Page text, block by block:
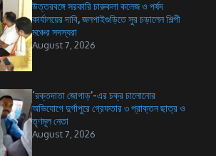
উত্তরবঙ্গে সরকারি চারুকলা কলেজ ও পর্ষদ
কার্যালয়ের দাবি, জলপাইগুড়িতে সুর চড়ালেন শিল্পী
মঞ্চের সদস্যরা
August 7, 2026
‘রক্তদাতা জোগাড়’-এর চক্র চালোনোর
অভিযোগে দুর্গাপুরে গ্রেফতার ৩ প্রাক্তন ছাত্র ও
তৃণমূল নেতা
August 7, 2026